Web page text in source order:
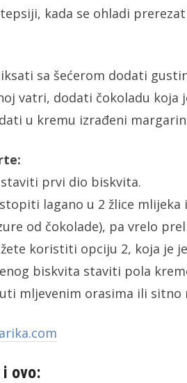
kada se ohladi
sa šećerom dodati
vatri, dodati čokoladu koja
u kremu izrađeni
prvi dio biskvita.
lagano u 2 žlice
od čokolade), pa vrelo
koristiti opciju 2, koja je
biskvita staviti pola
mljevenim orasima ili sitno
ovo: